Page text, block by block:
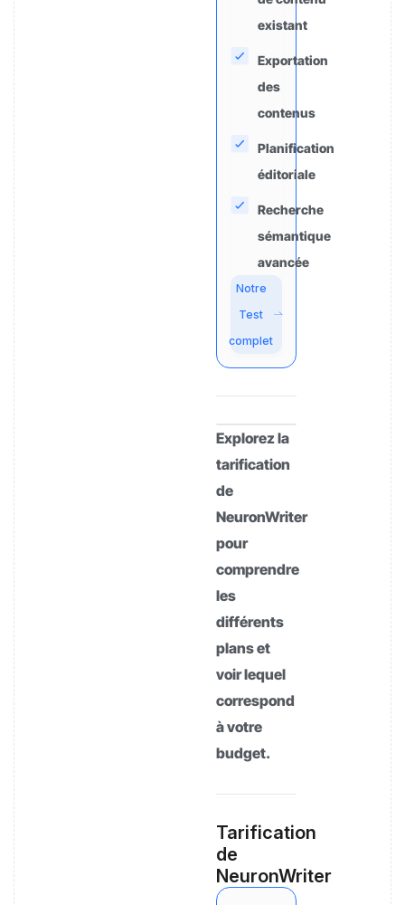
existant
Exportation
des
contenus
Planification
éditoriale
Recherche
sémantique
avancée
Notre
Test
complet
Explorez la
tarification
de
NeuronWriter
pour
comprendre
les
différents
plans et
voir lequel
correspond
à votre
budget.
Tarification
de
NeuronWriter